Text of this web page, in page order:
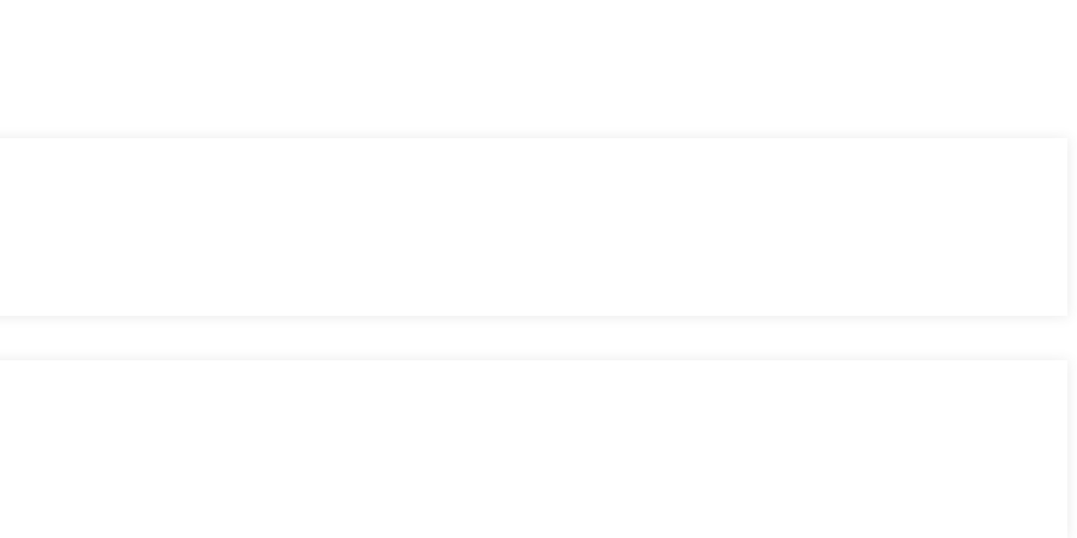
senza complicazioni.
del mercato.
piattaforme e dApp.